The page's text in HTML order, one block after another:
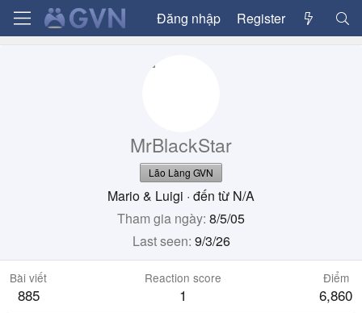
Đăng nhập Register
MrBlackStar
Lão Làng GVN
Mario & Luigi · đến từ N/A
Tham gia ngày 8/5/05
Last seen 9/3/26
Bài viết
885
Reaction score
1
Điểm
6,860